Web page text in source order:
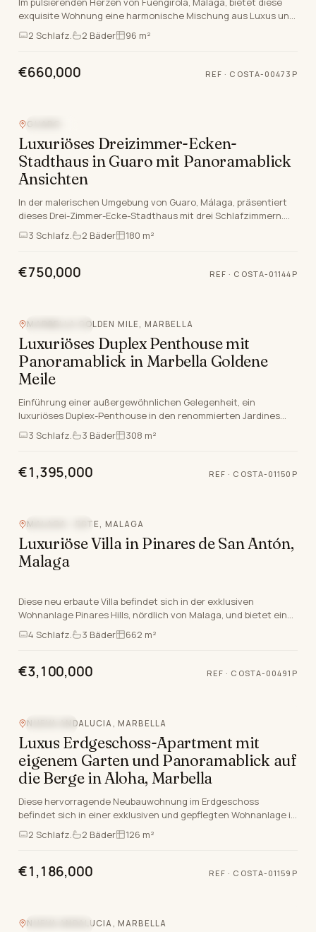
exquisite Wohnung eine harmonische Mischung aus Luxus und
Komfort, die den quintessentialen Costa D…
2 Schlafz. 2 Bäder 96 m²
€660,000 REF · COSTA-00473P
GUARO
Luxuriöses Dreizimmer-Ecken-
Stadthaus in Guaro mit Panoramablick
Ansichten
In der malerischen Umgebung von Guaro, Málaga, präsentiert
dieses Drei-Zimmer-Ecke-Stadthaus mit drei Schlafzimmern.
Eingebettet in eine angesehene gated Gemei…
3 Schlafz. 2 Bäder 180 m²
€750,000 REF · COSTA-01144P
MARBELLA GOLDEN MILE, MARBELLA
Luxuriöses Duplex Penthouse mit
Panoramablick in Marbella Goldene
Meile
Einführung einer außergewöhnlichen Gelegenheit, ein
luxuriöses Duplex-Penthouse in den renommierten Jardines
Colgantes zu erwerben, eingebettet in die renommie…
3 Schlafz. 3 Bäder 308 m²
€1,395,000 REF · COSTA-01150P
MALAGA - ESTE, MALAGA
Luxuriöse Villa in Pinares de San Antón,
Malaga
Diese neu erbaute Villa befindet sich in der exklusiven
Wohnanlage Pinares Hills, nördlich von Malaga, und bietet eine
unvergleichliche Mischung aus Luxus und…
4 Schlafz. 3 Bäder 662 m²
€3,100,000 REF · COSTA-00491P
NUEVA ANDALUCIA, MARBELLA
Luxus Erdgeschoss-Apartment mit
eigenem Garten und Panoramablick auf
die Berge in Aloha, Marbella
Diese hervorragende Neubauwohnung im Erdgeschoss
befindet sich in einer exklusiven und gepflegten Wohnanlage in
Aloha, Nueva Andalucia, Marbella. Dieses luxuri…
2 Schlafz. 2 Bäder 126 m²
€1,186,000 REF · COSTA-01159P
NUEVA ANDALUCIA, MARBELLA